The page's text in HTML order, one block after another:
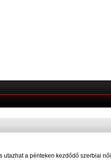
utazhat a pénteken kezdődő szerbiai női